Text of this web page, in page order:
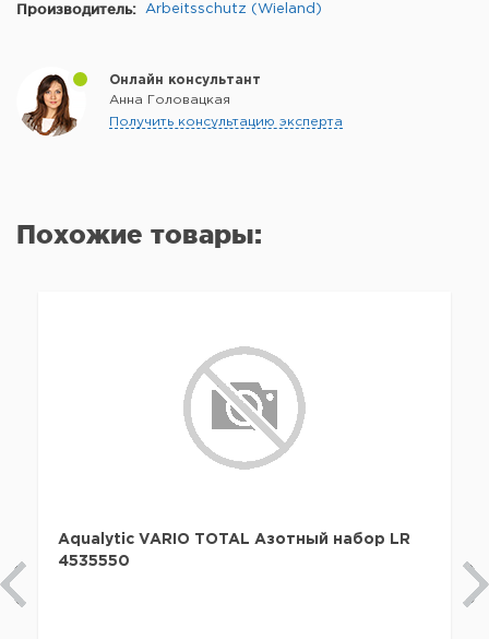
Производитель: Arbeitsschutz (Wieland)
Онлайн консультант
Анна Головацкая
Получить консультацию эксперта
Похожие товары:
Aqualytic VARIO TOTAL Азотный набор LR
4535550